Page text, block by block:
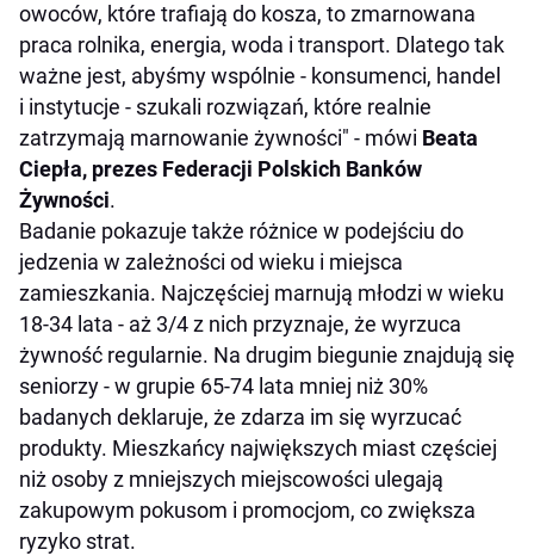
owoców, które trafiają do kosza, to zmarnowana
praca rolnika, energia, woda i transport. Dlatego tak
ważne jest, abyśmy wspólnie - konsumenci, handel
i instytucje - szukali rozwiązań, które realnie
zatrzymają marnowanie żywności" - mówi Beata
Ciepła, prezes Federacji Polskich Banków
Żywności.
Badanie pokazuje także różnice w podejściu do
jedzenia w zależności od wieku i miejsca
zamieszkania. Najczęściej marnują młodzi w wieku
18-34 lata - aż 3/4 z nich przyznaje, że wyrzuca
żywność regularnie. Na drugim biegunie znajdują się
seniorzy - w grupie 65-74 lata mniej niż 30%
badanych deklaruje, że zdarza im się wyrzucać
produkty. Mieszkańcy największych miast częściej
niż osoby z mniejszych miejscowości ulegają
zakupowym pokusom i promocjom, co zwiększa
ryzyko strat.